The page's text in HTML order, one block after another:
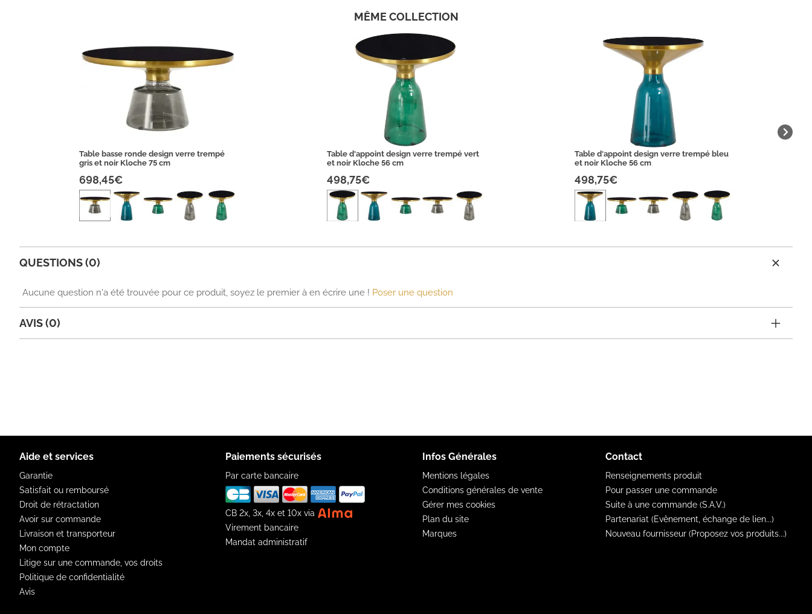
MÊME COLLECTION
Table basse ronde design verre trempé
gris et noir Kloche 75 cm
698,45€
Table d'appoint design verre trempé vert
et noir Kloche 56 cm
498,75€
Table d'appoint design verre trempé bleu
et noir Kloche 56 cm
498,75€
QUESTIONS (0)
Aucune question n'a été trouvée pour ce produit, soyez le premier à en écrire une ! Poser une question
AVIS (0)
Aide et services
Garantie
Satisfait ou remboursé
Droit de rétractation
Avoir sur commande
Livraison et transporteur
Mon compte
Litige sur une commande, vos droits
Politique de confidentialité
Avis
Paiements sécurisés
Par carte bancaire
CB 2x, 3x, 4x et 10x via
Virement bancaire
Mandat administratif
Infos Générales
Mentions légales
Conditions générales de vente
Gérer mes cookies
Plan du site
Marques
Contact
Renseignements produit
Pour passer une commande
Suite à une commande (S.A.V.)
Partenariat (Evênement, échange de lien...)
Nouveau fournisseur (Proposez vos produits...)